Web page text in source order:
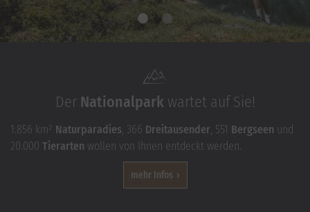
Der Nationalpark wartet auf Sie!
1.856 km² Naturparadies, 366 Dreitausender, 551 Bergseen und
20.000 Tierarten wollen von Ihnen entdeckt werden.
mehr Infos